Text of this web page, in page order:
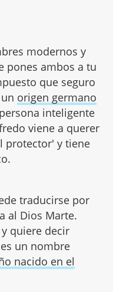
modernos y
pones ambos a tu
que seguro
origen germano
inteligente
viene a querer
protector' y tiene
traducirse por
al Dios Marte.
quiere decir
un nombre
nacido en el